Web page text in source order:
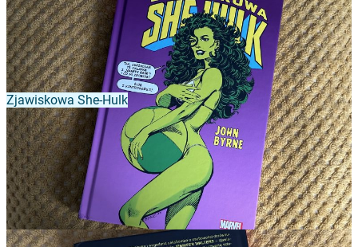
Zjawiskowa She-Hulk